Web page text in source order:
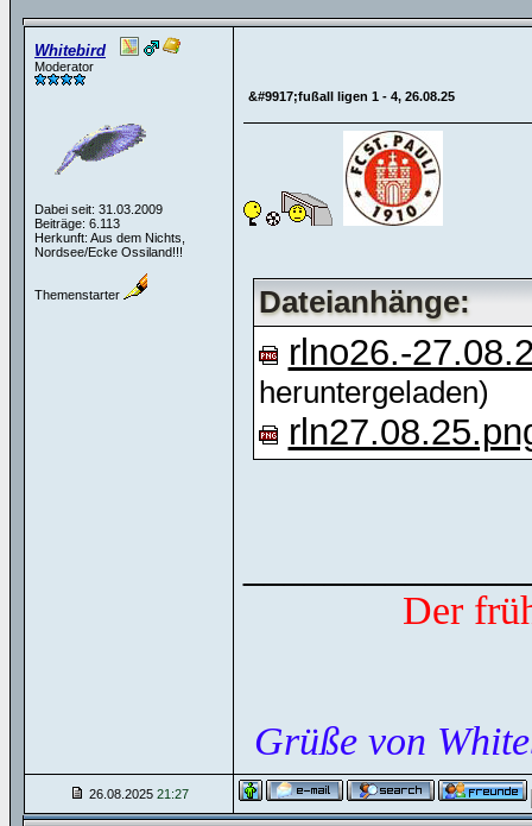
Whitebird
Moderator
Dabei seit: 31.03.2009
Beiträge: 6.113
Herkunft: Aus dem Nichts,
Nordsee/Ecke Ossiland!!!
Themenstarter
&#9917;fußall ligen 1 - 4, 26.08.25
Dateianhänge:
rlno26.-
heruntergeladen)
Der
Grüße von
26.08.2025 21:27